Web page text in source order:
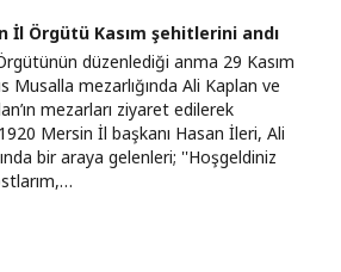
İl Örgütü Kasım şehitlerini andı
düzenlediği anma 29 Kasım
Musalla mezarlığında Ali Kaplan ve
mezarları ziyaret edilerek
Mersin İl başkanı Hasan İleri, Ali
bir araya gelenleri; ''Hoşgeldiniz